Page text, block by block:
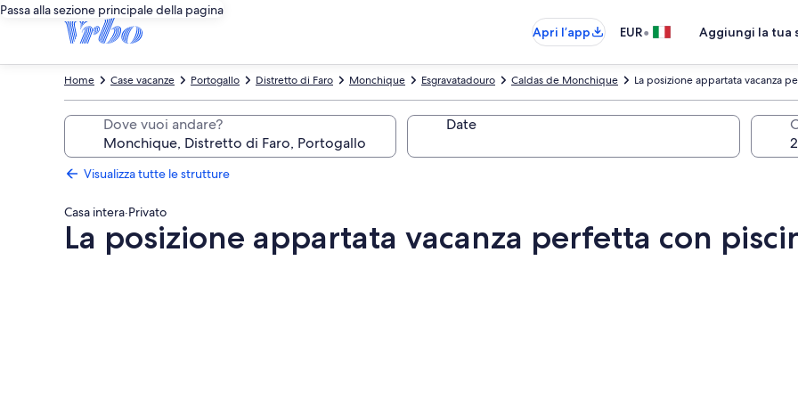
Passa alla sezione principale della pagina
Apri l’app
EUR• Aggiungi la tua
La posizione appartata vacanza
Caldas de Monchique
Esgravatadouro
Monchique
Distretto di Faro
Portogallo
Case vacanze
Home
Dove vuoi andare? Date
Visualizza tutte le strutture
Casa intera·Privato
La posizione appartata vacanza perfetta con